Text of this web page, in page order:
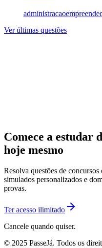
administracao
Ver últimas questões
Comece a estudar
hoje mesmo
Resolva questões de
simulados personalizados e
provas.
Ter acesso ilimitado
Cancele quando quiser.
© 2025 PasseJá. Todos os